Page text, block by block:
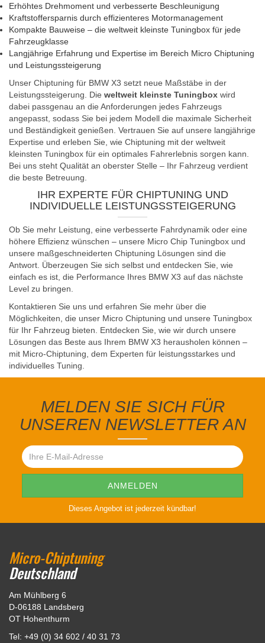
Erhöhtes Drehmoment und verbesserte Beschleunigung
Kraftstoffersparnis durch effizienteres Motormanagement
Kompakte Bauweise – die weltweit kleinste Tuningbox für jede
Fahrzeugklasse
Langjährige Erfahrung und Expertise im Bereich Micro Chiptuning
und Leistungssteigerung
Unser Chiptuning für BMW X3 setzt neue Maßstäbe in der
Leistungssteigerung. Die weltweit kleinste Tuningbox wird
dabei passgenau an die Anforderungen jedes Fahrzeugs
angepasst, sodass Sie bei jedem Modell die maximale Sicherheit
und Beständigkeit genießen. Vertrauen Sie auf unsere langjährige
Expertise und erleben Sie, wie Chiptuning mit der weltweit
kleinsten Tuningbox für ein optimales Fahrerlebnis sorgen kann.
Bei uns steht Qualität an oberster Stelle – Ihr Fahrzeug verdient
die beste Betreuung.
IHR EXPERTE FÜR CHIPTUNING UND
INDIVIDUELLE LEISTUNGSSTEIGERUNG
Ob Sie mehr Leistung, eine verbesserte Fahrdynamik oder eine
höhere Effizienz wünschen – unsere Micro Chip Tuningbox und
unsere maßgeschneiderten Chiptuning Lösungen sind die
Antwort. Überzeugen Sie sich selbst und entdecken Sie, wie
einfach es ist, die Performance Ihres BMW X3 auf das nächste
Level zu bringen.
Kontaktieren Sie uns und erfahren Sie mehr über die
Möglichkeiten, die unser Micro Chiptuning und unsere Tuningbox
für Ihr Fahrzeug bieten. Entdecken Sie, wie wir durch unsere
Lösungen das Beste aus Ihrem BMW X3 herausholen können –
mit Micro-Chiptuning, dem Experten für leistungsstarkes und
individuelles Tuning.
MELDEN SIE SICH FÜR
UNSEREN NEWSLETTER AN
Dieses Angebot ist jederzeit kündbar!
Micro-Chiptuning
Deutschland
Am Mühlberg 6
D-06188 Landsberg
OT Hohenthurm
Tel: +49 (0) 34 602 / 40 31 73